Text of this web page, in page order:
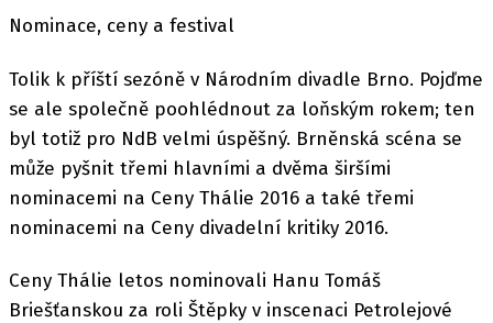
Nominace, ceny a festival
Tolik k příští sezóně v Národním divadle Brno. Pojďme
se ale společně poohlédnout za loňským rokem; ten
byl totiž pro NdB velmi úspěšný. Brněnská scéna se
může pyšnit třemi hlavními a dvěma širšími
nominacemi na Ceny Thálie 2016 a také třemi
nominacemi na Ceny divadelní kritiky 2016.
Ceny Thálie letos nominovali Hanu Tomáš
Briešťanskou za roli Štěpky v inscenaci Petrolejové